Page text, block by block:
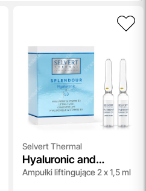
Selvert Thermal
Hyaluronic and
Vitamin B3 Lifting
Ampułki liftingujące 2 x 1,5 ml